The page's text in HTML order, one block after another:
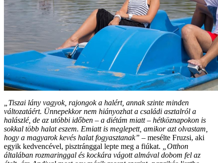
„Tiszai lány vagyok, rajongok a halért, annak szinte minden
változatáért. Ünnepekkor nem hiányozhat a családi asztalról a
halászlé, de az utóbbi időben – a diétám miatt – hétköznapokon is
sokkal több halat eszem. Emiatt is meglepett, amikor azt olvastam,
hogy a magyarok kevés halat fogyasztanak” – mesélte Fruzsi, aki
egyik kedvencével, pisztránggal lepte meg a fiúkat. „Otthon
általában rozmaringgal és kockára vágott almával dobom fel az